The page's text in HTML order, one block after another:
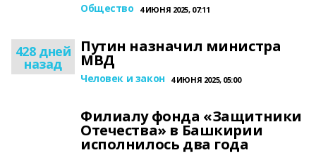
Общество 4 ИЮНЯ 2025, 07:11
428 дней
назад
Путин назначил министра
МВД
Человек и закон 4 ИЮНЯ 2025, 05:00
Филиалу фонда «Защитники
Отечества» в Башкирии
исполнилось два года